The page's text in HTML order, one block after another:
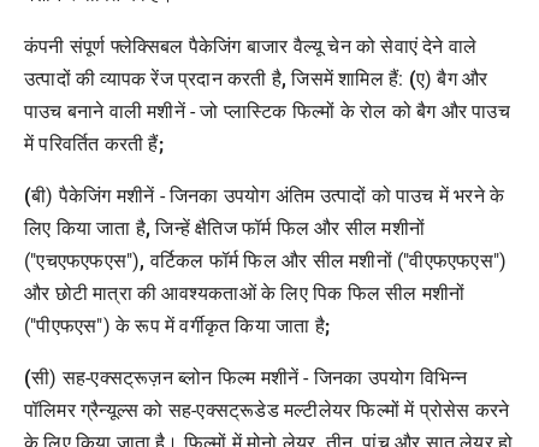
कंपनी संपूर्णफ्लेक्सिबलपैकेजिंग बाजारवैल्यू चेन कोसेवाएं देनेवाले
उत्पादों की व्यापक रेंज प्रदान करती है,जिसमें शामिल हैं: (ए) बैग और
पाउच बनाने वाली मशीनें - जो प्लास्टिक फिल्मों के रोल को बैग और पाउच
में परिवर्तित करती हैं;
(बी) पैकेजिंग मशीनें - जिनका उपयोग अंतिम उत्पादों को पाउच में भरने के
लिए किया जाता है,जिन्हें क्षैतिज फॉर्म फिल और सील मशीनों
("एचएफएफएस"),वर्टिकल फॉर्म फिल और सील मशीनों ("वीएफएफएस")
और छोटी मात्रा की आवश्यकताओं के लिए पिक फिल सील मशीनों
("पीएफएस") के रूप में वर्गीकृत किया जाता है;
(सी) सह-एक्सट्रूज़न ब्लोन फिल्म मशीनें - जिनका उपयोग विभिन्न
पॉलिमर ग्रैन्यूल्स को सह-एक्सट्रूडेड मल्टीलेयर फिल्मों मेंप्रोसेसकरने
के लिए किया जाता है। फिल्मों में मोनो लेयर,तीन,पांच और सात लेयर हो